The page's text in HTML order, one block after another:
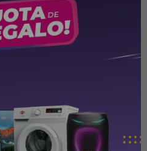
Impresora láser Brother HL1212W
Mono Láser con Wi-Fi